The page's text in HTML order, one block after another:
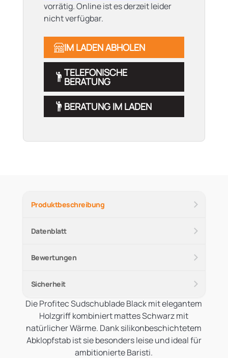
vorrätig. Online ist es derzeit leider
nicht verfügbar.
IM LADEN ABHOLEN
TELEFONISCHE
BERATUNG
BERATUNG IM LADEN
Produktbeschreibung
Datenblatt
Bewertungen
Sicherheit
Die Profitec Sudschublade Black mit elegantem
Holzgriff kombiniert mattes Schwarz mit
natürlicher Wärme. Dank silikonbeschichtetem
Abklopfstab ist sie besonders leise und ideal für
ambitionierte Baristi.